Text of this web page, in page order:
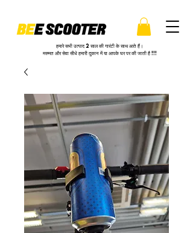
हमारे सभी उत्पाद 2 साल की गारंटी के साथ आते हैं।
मरम्मत और सेवा सीधे हमारी दुकान में या आपके घर पर की जाती है !!!